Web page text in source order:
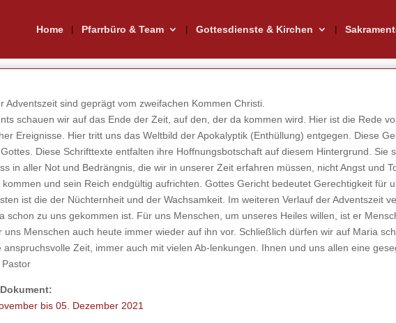
Home Pfarrbüro & Team Gottesdienste & Kirchen
Adventszeit sind geprägt vom zweifachen Kommen Christi.
schauen wir auf das Ende der Zeit, auf den, der da kommen wird. Hier ist die Rede
Ereignisse. Hier tritt uns das Weltbild der Apokalyptik (Enthüllung) entgegen. Diese
Diese Schrifttexte entfalten ihre Hoffnungsbotschaft auf diesem Hintergrund. Sie
in aller Not und Bedrängnis, die wir in unserer Zeit erfahren müssen, nicht Angst und
und sein Reich endgültig aufrichten. Gottes Gericht bedeutet Gerechtigkeit für
ist die der Nüchternheit und der Wachsamkeit. Im weiteren Verlauf der Adventszeit
schon zu uns gekommen ist. Für uns Menschen, um unseres Heiles willen, ist er
uns Menschen auch heute immer wieder auf ihn vor. Schließlich dürfen wir auf Maria
anspruchsvolle Zeit, immer auch mit vielen Ab-lenkungen. Ihnen und uns allen eine
Pastor
bis 05. Dezember 2021